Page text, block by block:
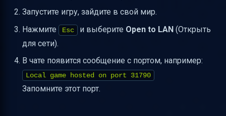
Запустите игру, зайдите в свой мир.
Нажмите
Esc и выберите Open to LAN (Открыть
для сети).
В чате появится сообщение с портом, например:
Local game hosted on port 31790
Запомните этот порт.